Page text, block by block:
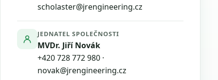
scholaster@jrengineering.cz
JEDNATEL SPOLEČNOSTI
MVDr. Jiří Novák
+420 728 772 980 ·
novak@jrengineering.cz